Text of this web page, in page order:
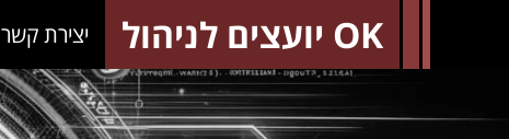
OK יועצים לניהול יצירת קשר